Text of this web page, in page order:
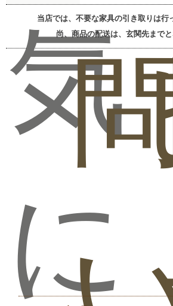
気
に
当店では、不要な家具の引き取りは行
尚、商品の配送は、玄関先までと